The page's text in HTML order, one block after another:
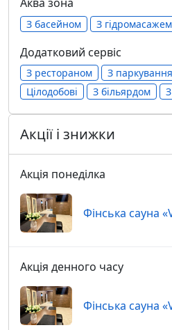
З басейном З гідромасажем
Додатковий сервіс
З рестораном З
Цілодобові
З більярдом
Акції і знижки
Акція понеділка
Фінська сауна
Акція денного часу
Фінська сауна